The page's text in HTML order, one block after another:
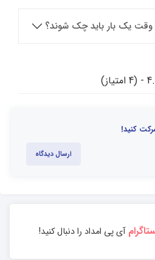
وقت یک بار باید چک شوند؟
کنید!
ارسال دیدگاه
آی پی امداد را دنبال کنید!